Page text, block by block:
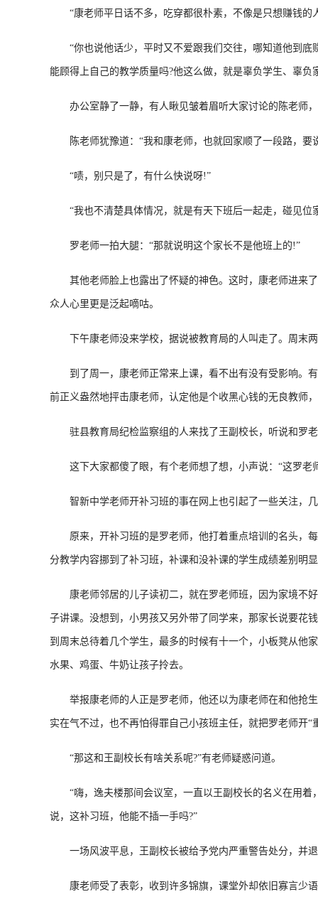
“康老师平日话不多，吃穿都很朴素，不像是只想赚钱的
“你也说他话少，平时又不爱跟我们交往，哪知道他到底
能顾得上自己的教学质量吗?他这么做，就是辜负学生、辜负
办公室静了一静，有人瞅见皱着眉听大家讨论的陈老师，
陈老师犹豫道：“我和康老师，也就回家顺了一段路，要
“啧，别只是了，有什么快说呀!”
“我也不清楚具体情况，就是有天下班后一起走，碰见位
罗老师一拍大腿：“那就说明这个家长不是他班上的!”
其他老师脸上也露出了怀疑的神色。这时，康老师进来了
众人心里更是泛起嘀咕。
下午康老师没来学校，据说被教育局的人叫走了。周末两
到了周一，康老师正常来上课，看不出有没有受影响。有
前正义盎然地抨击康老师，认定他是个收黑心钱的无良教师
驻县教育局纪检监察组的人来找了王副校长，听说和罗
这下大家都傻了眼，有个老师想了想，小声说：“这罗老
智新中学老师开补习班的事在网上也引起了一些关注，几
原来，开补习班的是罗老师，他打着重点培训的名头，每
分教学内容挪到了补习班，补课和没补课的学生成绩差别明
康老师邻居的儿子读初二，就在罗老师班，因为家境不好
子讲课。没想到，小男孩又另外带了同学来，那家长说要花
到周末总待着几个学生，最多的时候有十一个，小板凳从他
水果、鸡蛋、牛奶让孩子拎去。
举报康老师的人正是罗老师，他还以为康老师在和他抢生
实在气不过，也不再怕得罪自己小孩班主任，就把罗老师开“
“那这和王副校长有啥关系呢?”有老师疑惑问道。
“嗨，逸夫楼那间会议室，一直以王副校长的名义在用着
说，这补习班，他能不插一手吗?”
一场风波平息，王副校长被给予党内严重警告处分，并退
康老师受了表彰，收到许多锦旗，课堂外却依旧寡言少语